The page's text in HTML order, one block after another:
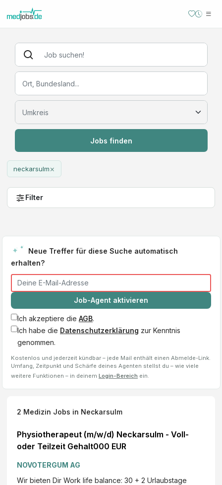
Jobs finden
neckarsulm×
Filter
Neue Treffer für diese Suche automatisch
erhalten?
Job-Agent aktivieren
Ich akzeptiere die AGB.
Ich habe die Datenschutzerklärung zur Kenntnis
genommen.
Kostenlos und jederzeit kündbar – jede Mail enthält einen Abmelde-Link.
Umfang, Zeitpunkt und Schärfe deines Agenten stellst du – wie viele
weitere Funktionen – in deinem Login-Bereich ein.
2 Medizin Jobs in Neckarsulm
Physiotherapeut (m/w/d) Neckarsulm - Voll-
oder Teilzeit Gehalt000 EUR
NOVOTERGUM AG
Wir bieten Dir Work life balance: 30 + 2 Urlaubstage